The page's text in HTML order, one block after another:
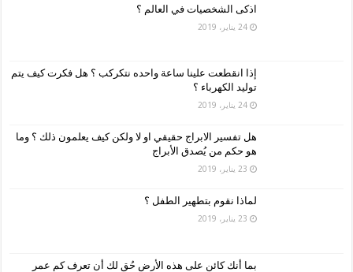
اذكى الشخصيات في العالم ؟
24 يناير، 2019
إذا انقطعت علينا ساعة واحده نتكركب ؟ هل فكرت كيف يتم
توليد الكهرباء ؟
24 يناير، 2019
هل تفسير الابراج حقيقي او لا ولكن كيف يعلمون ذلك ؟ وما
هو حكم من يُصدق الأبراج
23 يناير، 2019
لماذا نقوم بتطهير الطفل ؟
23 يناير، 2019
بما أنك كائن على هذه الأرض حُق لك أن تعرف كم عمر